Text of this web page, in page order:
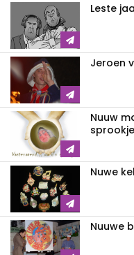
Leste
Jeroen
Nuuw
Nuwe
Nuuwe